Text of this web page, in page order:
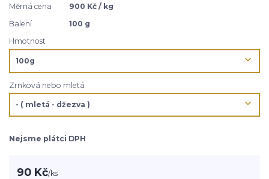
Měrná cena
900 Kč / kg
Balení
100 g
Hmotnost
Zrnková nebo mletá
Nejsme plátci DPH
90 Kč/ks